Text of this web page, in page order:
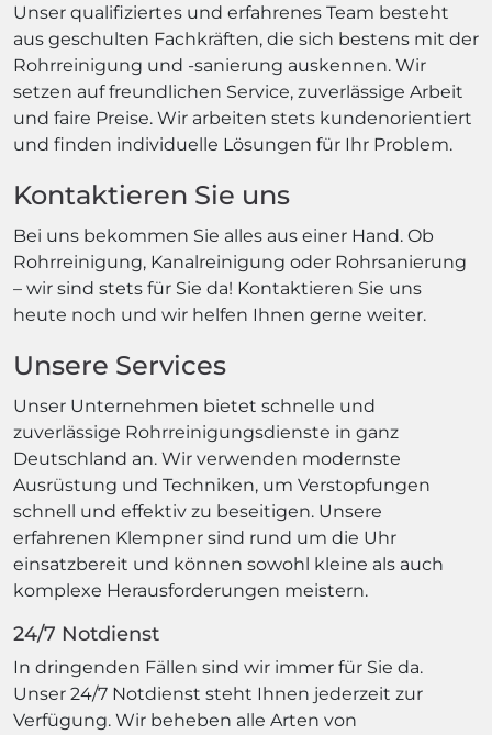
Unser qualifiziertes und erfahrenes Team besteht
aus geschulten Fachkräften, die sich bestens mit der
Rohrreinigung und -sanierung auskennen. Wir
setzen auf freundlichen Service, zuverlässige Arbeit
und faire Preise. Wir arbeiten stets kundenorientiert
und finden individuelle Lösungen für Ihr Problem.
Kontaktieren Sie uns
Bei uns bekommen Sie alles aus einer Hand. Ob
Rohrreinigung, Kanalreinigung oder Rohrsanierung
– wir sind stets für Sie da! Kontaktieren Sie uns
heute noch und wir helfen Ihnen gerne weiter.
Unsere Services
Unser Unternehmen bietet schnelle und
zuverlässige Rohrreinigungsdienste in ganz
Deutschland an. Wir verwenden modernste
Ausrüstung und Techniken, um Verstopfungen
schnell und effektiv zu beseitigen. Unsere
erfahrenen Klempner sind rund um die Uhr
einsatzbereit und können sowohl kleine als auch
komplexe Herausforderungen meistern.
24/7 Notdienst
In dringenden Fällen sind wir immer für Sie da.
Unser 24/7 Notdienst steht Ihnen jederzeit zur
Verfügung. Wir beheben alle Arten von